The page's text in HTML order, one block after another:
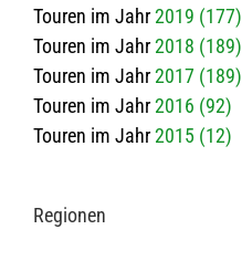
Touren im Jahr2019 (177)
Touren im Jahr2018 (189)
Touren im Jahr2017 (189)
Touren im Jahr2016 (92)
Touren im Jahr2015 (12)
Regio­nen